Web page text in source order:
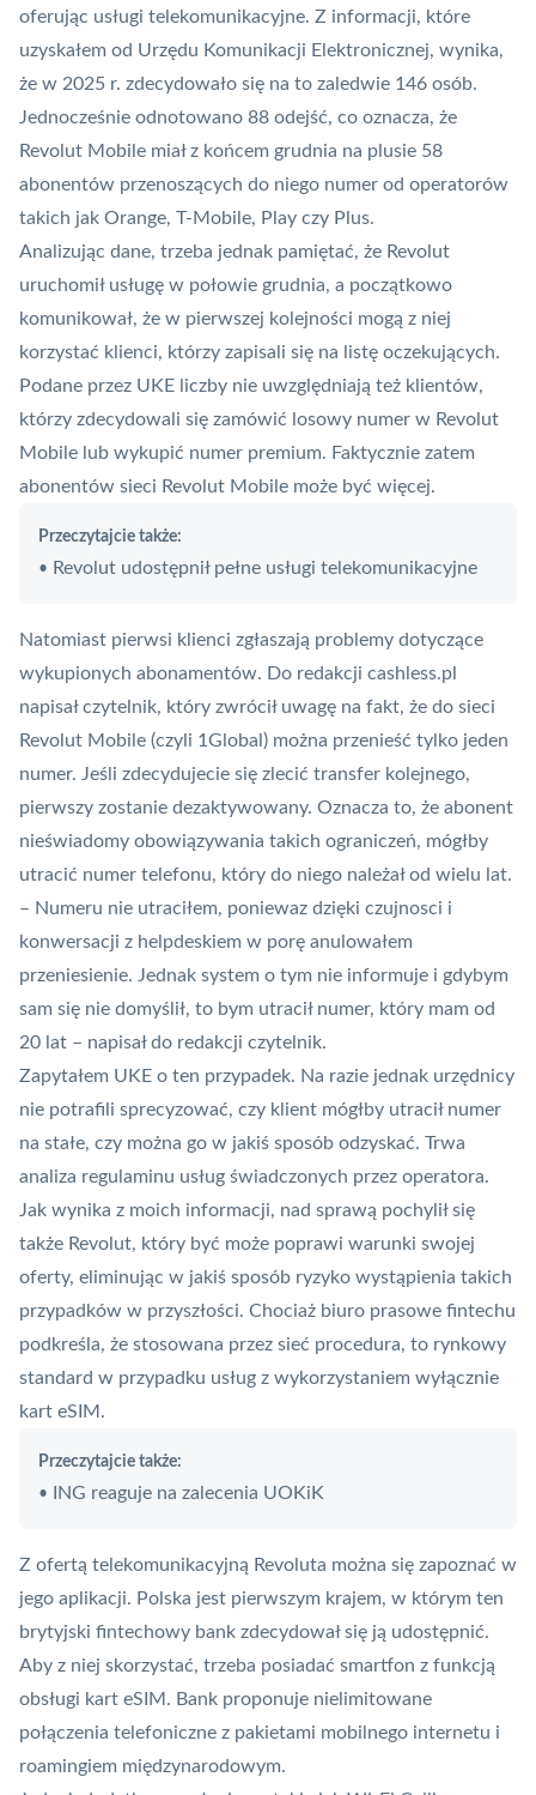
oferując usługi telekomunikacyjne. Z informacji, które
uzyskałem od Urzędu Komunikacji Elektronicznej, wynika,
że w 2025 r. zdecydowało się na to zaledwie 146 osób.
Jednocześnie odnotowano 88 odejść, co oznacza, że
Revolut Mobile miał z końcem grudnia na plusie 58
abonentów przenoszących do niego numer od operatorów
takich jak Orange, T-Mobile, Play czy Plus.
Analizując dane, trzeba jednak pamiętać, że Revolut
uruchomił usługę w połowie grudnia, a początkowo
komunikował, że w pierwszej kolejności mogą z niej
korzystać klienci, którzy zapisali się na listę oczekujących.
Podane przez UKE liczby nie uwzględniają też klientów,
którzy zdecydowali się zamówić losowy numer w Revolut
Mobile lub wykupić numer premium. Faktycznie zatem
abonentów sieci Revolut Mobile może być więcej.
Przeczytajcie także:
• Revolut udostępnił pełne usługi telekomunikacyjne
Natomiast pierwsi klienci zgłaszają problemy dotyczące
wykupionych abonamentów. Do redakcji cashless.pl
napisał czytelnik, który zwrócił uwagę na fakt, że do sieci
Revolut Mobile (czyli 1Global) można przenieść tylko jeden
numer. Jeśli zdecydujecie się zlecić transfer kolejnego,
pierwszy zostanie dezaktywowany. Oznacza to, że abonent
nieświadomy obowiązywania takich ograniczeń, mógłby
utracić numer telefonu, który do niego należał od wielu lat.
– Numeru nie utraciłem, poniewaz dzięki czujnosci i
konwersacji z helpdeskiem w porę anulowałem
przeniesienie. Jednak system o tym nie informuje i gdybym
sam się nie domyślił, to bym utracił numer, który mam od
20 lat – napisał do redakcji czytelnik.
Zapytałem UKE o ten przypadek. Na razie jednak urzędnicy
nie potrafili sprecyzować, czy klient mógłby utracił numer
na stałe, czy można go w jakiś sposób odzyskać. Trwa
analiza regulaminu usług świadczonych przez operatora.
Jak wynika z moich informacji, nad sprawą pochylił się
także Revolut, który być może poprawi warunki swojej
oferty, eliminując w jakiś sposób ryzyko wystąpienia takich
przypadków w przyszłości. Chociaż biuro prasowe fintechu
podkreśla, że stosowana przez sieć procedura, to rynkowy
standard w przypadku usług z wykorzystaniem wyłącznie
kart eSIM.
Przeczytajcie także:
•
ING reaguje na zalecenia UOKiK
Z ofertą telekomunikacyjną Revoluta można się zapoznać w
jego aplikacji. Polska jest pierwszym krajem, w którym ten
brytyjski fintechowy bank zdecydował się ją udostępnić.
Aby z niej skorzystać, trzeba posiadać smartfon z funkcją
obsługi kart eSIM. Bank proponuje nielimitowane
połączenia telefoniczne z pakietami mobilnego internetu i
roamingiem międzynarodowym.